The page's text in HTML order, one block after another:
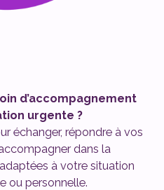
d’accompagnement
urgente ?
échanger, répondre à vos
dans la
à votre situation
ou personnelle.